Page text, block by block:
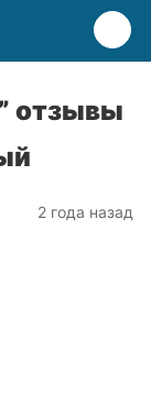
отзывы
2 года назад